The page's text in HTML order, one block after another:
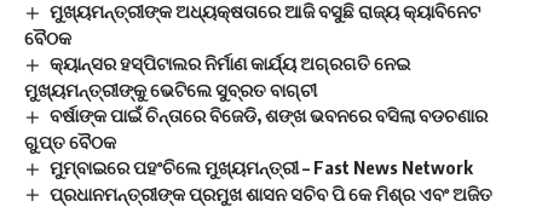
ମୁଖ୍ୟମନ୍ତ୍ରୀଙ୍କ ଅଧ୍ୟକ୍ଷତାରେ ଆଜି ବସୁଛି ରାଜ୍ୟ କ୍ୟାବିନେଟ
ବୈଠକ
କ୍ୟାନ୍ସର ହସ୍‌ପିଟାଲର ନିର୍ମାଣ କାର୍ଯ୍ୟ ଅଗ୍ରଗତି ନେଇ
ମୁଖ୍ୟମନ୍ତ୍ରୀଙ୍କୁ ଭେଟିଲେ ସୁବ୍ରତ ବାଗ୍‌ଚୀ
ବର୍ଷାଙ୍କ ପାଇଁ ଚିନ୍ତାରେ ବିଜେଡି, ଶଙ୍ଖ ଭବନରେ ବସିଲା ବଡଚଣାର
ଗୁପ୍ତ ବୈଠକ
ମୁମ୍ବାଇରେ ପହଂଚିଲେ ମୁଖ୍ୟମନ୍ତ୍ରୀ – Fast News Network
ପ୍ରଧାନମନ୍ତ୍ରୀଙ୍କ ପ୍ରମୁଖ ଶାସନ ସଚିବ ପି କେ ମିଶ୍ର ଏବଂ ଅଜିତ